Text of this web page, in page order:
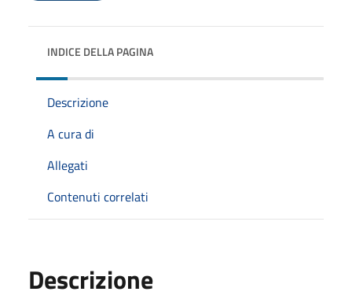
INDICE DELLA PAGINA
Descrizione
A cura di
Allegati
Contenuti correlati
Descrizione